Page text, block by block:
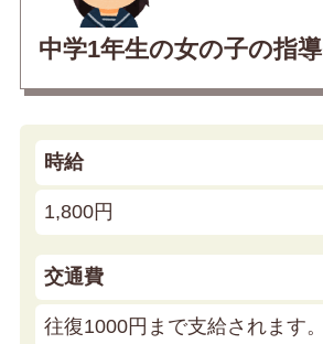
中学1年生の女の子の指導
時給
1,800円
交通費
往復1000円まで支給されます。